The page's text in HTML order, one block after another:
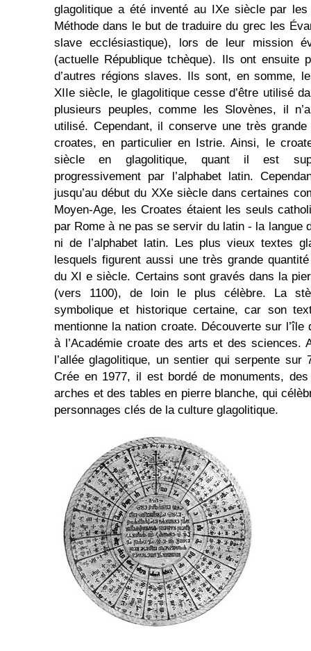
glagolitique a été inventé au IXe siècle par
Méthode dans le but de traduire du grec les
slave ecclésiastique), lors de leur mission
(actuelle République tchèque). Ils ont ensuite
d’autres régions slaves. Ils sont, en somme,
XIIe siècle, le glagolitique cesse d’être utilisé
plusieurs peuples, comme les Slovènes, il
utilisé. Cependant, il conserve une très
croates, en particulier en Istrie. Ainsi, le
siècle en glagolitique, quant il est
progressivement par l’alphabet latin.
jusqu’au début du XXe siècle dans certaines
Moyen-Age, les Croates étaient les seuls
par Rome à ne pas se servir du latin - la langue
ni de l’alphabet latin. Les plus vieux textes
lesquels figurent aussi une très grande
du XI e siècle. Certains sont gravés dans la
(vers 1100), de loin le plus célèbre. La
symbolique et historique certaine, car son
mentionne la nation croate. Découverte sur
à l’Académie croate des arts et des sciences.
l’allée glagolitique, un sentier qui serpente sur
Crée en 1977, il est bordé de monuments,
arches et des tables en pierre blanche, qui
personnages clés de la culture glagolitique.